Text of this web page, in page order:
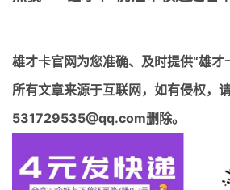
雄才卡官网为您准确、及时提供“雄才
所有文章来源于互联网，如有侵权，
531729535@qq.com删除。